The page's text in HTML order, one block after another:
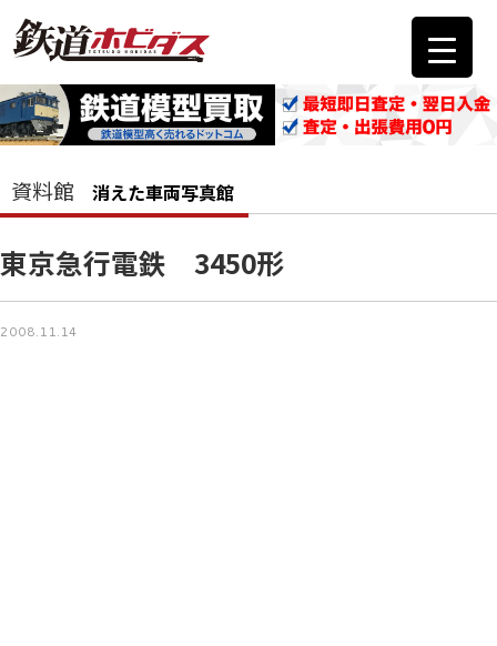
資料館 消えた車両写真館
東京急行電鉄 3450形
2008.11.14